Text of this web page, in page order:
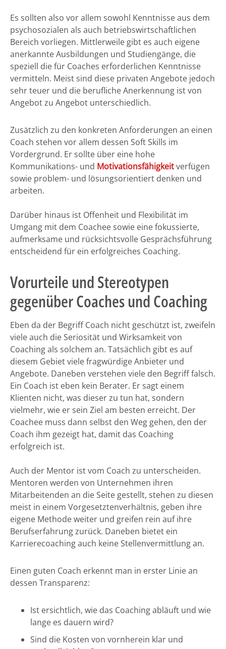
Es sollten also vor allem sowohl Kenntnisse aus dem
psychosozialen als auch betriebswirtschaftlichen
Bereich vorliegen. Mittlerweile gibt es auch eigene
anerkannte Ausbildungen und Studiengänge, die
speziell die für Coaches erforderlichen Kenntnisse
vermitteln. Meist sind diese privaten Angebote jedoch
sehr teuer und die berufliche Anerkennung ist von
Angebot zu Angebot unterschiedlich.
Zusätzlich zu den konkreten Anforderungen an einen
Coach stehen vor allem dessen Soft Skills im
Vordergrund. Er sollte über eine hohe
Kommunikations- und Motivationsfähigkeitverfügen
sowie problem- und lösungsorientiert denken und
arbeiten.
Darüber hinaus ist Offenheit und Flexibilität im
Umgang mit dem Coachee sowie eine fokussierte,
aufmerksame und rücksichtsvolle Gesprächsführung
entscheidend für ein erfolgreiches Coaching.
Vorurteile und Stereotypen
gegenüber Coaches und Coaching
Eben da der Begriff Coach nicht geschützt ist, zweifeln
viele auch die Seriosität und Wirksamkeit von
Coaching als solchem an. Tatsächlich gibt es auf
diesem Gebiet viele fragwürdige Anbieter und
Angebote. Daneben verstehen viele den Begriff falsch.
Ein Coach ist eben kein Berater. Er sagt einem
Klienten nicht, was dieser zu tun hat, sondern
vielmehr, wie er sein Ziel am besten erreicht. Der
Coachee muss dann selbst den Weg gehen, den der
Coach ihm gezeigt hat, damit das Coaching
erfolgreich ist.
Auch der Mentor ist vom Coach zu unterscheiden.
Mentoren werden von Unternehmen ihren
Mitarbeitenden an die Seite gestellt, stehen zu diesen
meist in einem Vorgesetztenverhältnis, geben ihre
eigene Methode weiter und greifen rein auf ihre
Berufserfahrung zurück. Daneben bietet ein
Karrierecoaching auch keine Stellenvermittlung an.
Einen guten Coach erkennt man in erster Linie an
dessen Transparenz:
Ist ersichtlich, wie das Coaching abläuft und wie
lange es dauern wird?
Sind die Kosten von vornherein klar und